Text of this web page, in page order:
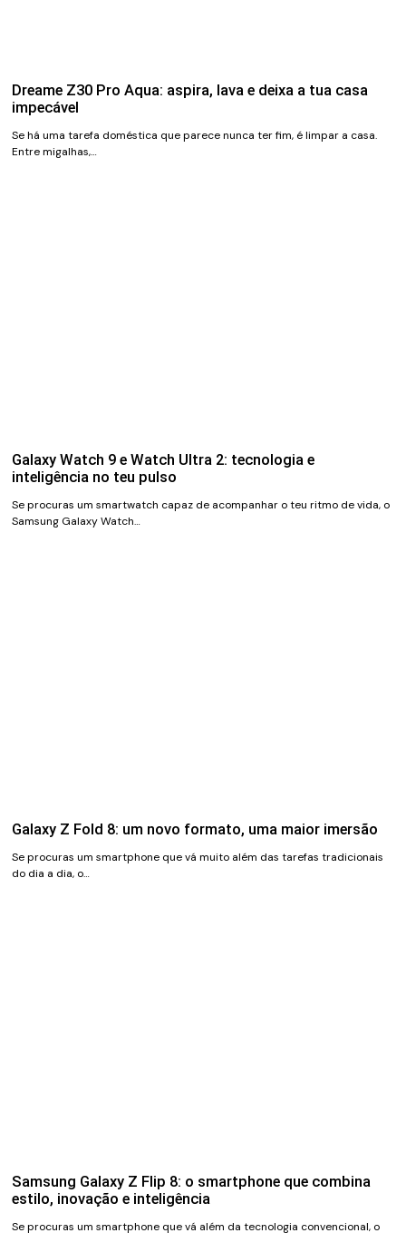
Dreame Z30 Pro Aqua: aspira, lava e deixa a tua casa
impecável
Se há uma tarefa doméstica que parece nunca ter fim, é limpar a casa.
Entre migalhas,…
Galaxy Watch 9 e Watch Ultra 2: tecnologia e
inteligência no teu pulso
Se procuras um smartwatch capaz de acompanhar o teu ritmo de vida, o
Samsung Galaxy Watch…
Galaxy Z Fold 8: um novo formato, uma maior imersão
Se procuras um smartphone que vá muito além das tarefas tradicionais
do dia a dia, o…
Samsung Galaxy Z Flip 8: o smartphone que combina
estilo, inovação e inteligência
Se procuras um smartphone que vá além da tecnologia convencional, o